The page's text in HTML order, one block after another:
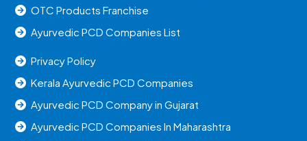
OTC Products Franchise
Ayurvedic PCD Companies List
Privacy Policy
Kerala Ayurvedic PCD Companies
Ayurvedic PCD Company in Gujarat
Ayurvedic PCD Companies In Maharashtra